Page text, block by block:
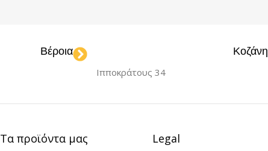
Βέροια
Ιπποκράτους 34
Κοζάνη
Τα προϊόντα μας Legal